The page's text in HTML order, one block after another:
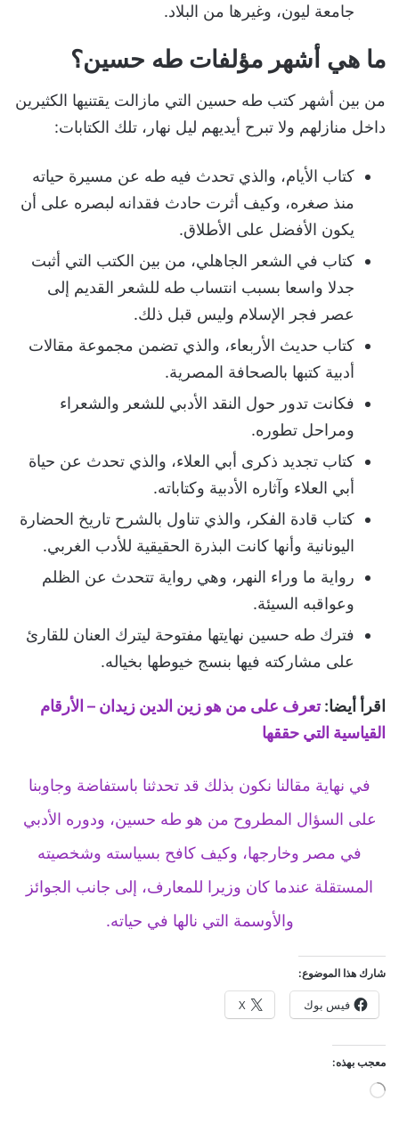
جامعة ليون، وغيرها من البلاد.
ما هي أشهر مؤلفات طه حسين؟
من بين أشهر كتب طه حسين التي مازالت يقتنيها الكثيرين
داخل منازلهم ولا تبرح أيديهم ليل نهار، تلك الكتابات:
كتاب الأيام، والذي تحدث فيه طه عن مسيرة حياته
منذ صغره، وكيف أثرت حادث فقدانه لبصره على أن
يكون الأفضل على الأطلاق.
كتاب في الشعر الجاهلي، من بين الكتب التي أثبت
جدلا واسعا بسبب انتساب طه للشعر القديم إلى
عصر فجر الإسلام وليس قبل ذلك.
كتاب حديث الأربعاء، والذي تضمن مجموعة مقالات
أدبية كتبها بالصحافة المصرية.
فكانت تدور حول النقد الأدبي للشعر والشعراء
ومراحل تطوره.
كتاب تجديد ذكرى أبي العلاء، والذي تحدث عن حياة
أبي العلاء وآثاره الأدبية وكتاباته.
كتاب قادة الفكر، والذي تناول بالشرح تاريخ الحضارة
اليونانية وأنها كانت البذرة الحقيقية للأدب الغربي.
رواية ما وراء النهر، وهي رواية تتحدث عن الظلم
وعواقبه السيئة.
فترك طه حسين نهايتها مفتوحة ليترك العنان للقارئ
على مشاركته فيها بنسج خيوطها بخياله.
اقرأ أيضا:تعرف على من هو زين الدين زيدان – الأرقام
القياسية التي حققها
في نهاية مقالنا نكون بذلك قد تحدثنا باستفاضة وجاوبنا
على السؤال المطروح من هو طه حسين، ودوره الأدبي
في مصر وخارجها، وكيف كافح بسياسته وشخصيته
المستقلة عندما كان وزيرا للمعارف، إلى جانب الجوائز
والأوسمة التي نالها في حياته.
شارك هذا الموضوع:
فيس بوك X
معجب بهذه: